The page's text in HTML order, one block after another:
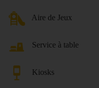
Aire de Jeux
Service à table
Kiosks